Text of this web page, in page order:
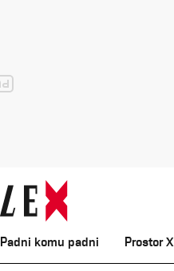
Padni komu padni Prostor X